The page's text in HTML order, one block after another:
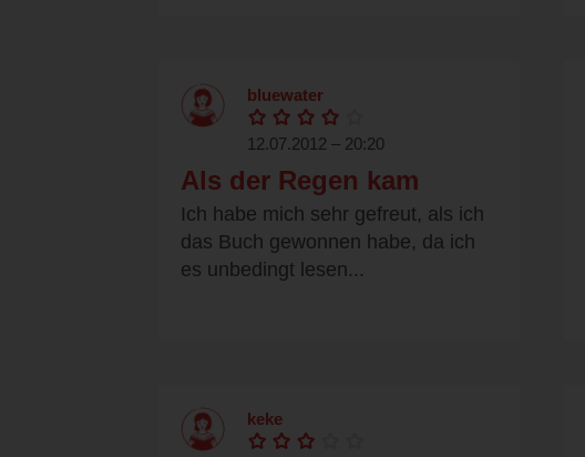
bluewater
12.07.2012 – 20:20
Als der Regen kam
Ich habe mich sehr gefreut, als ich
das Buch gewonnen habe, da ich
es unbedingt lesen...
keke